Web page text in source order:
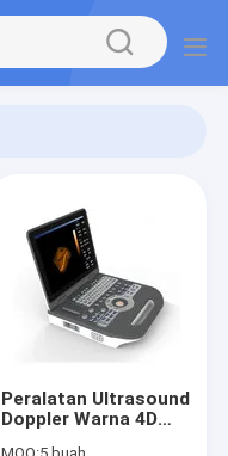
Peralatan Ultrasound
Doppler Warna 4D